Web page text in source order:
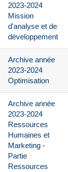
2023-2024
Mission
d'analyse et de
développement
Archive année
2023-2024
Optimisation
Archive année
2023-2024
Ressources
Humaines et
Marketing -
Partie
Ressources